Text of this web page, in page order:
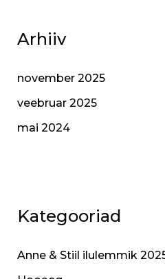
Arhiiv
november 2025
veebruar 2025
mai 2024
Kategooriad
Anne & Stiil ilulemmik